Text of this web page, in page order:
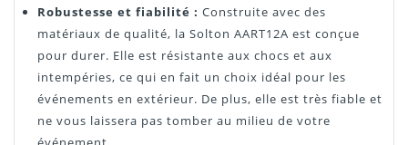
Robustesse et fiabilité : Construite avec des
matériaux de qualité, la Solton AART12A est conçue
pour durer. Elle est résistante aux chocs et aux
intempéries, ce qui en fait un choix idéal pour les
événements en extérieur. De plus, elle est très fiable et
ne vous laissera pas tomber au milieu de votre